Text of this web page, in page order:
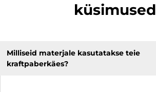
küsimused
Milliseid materjale kasutatakse teie
kraftpaberkäes?